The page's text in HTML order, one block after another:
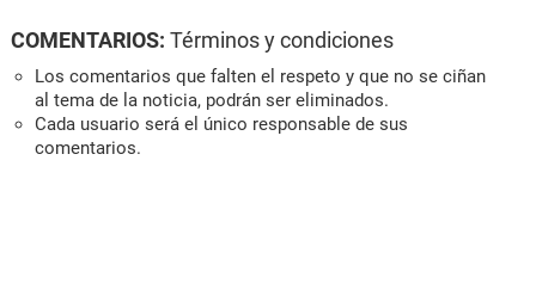
COMENTARIOS: Términos y condiciones
Los comentarios que falten el respeto y que no se ciñan
al tema de la noticia, podrán ser eliminados.
Cada usuario será el único responsable de sus
comentarios.